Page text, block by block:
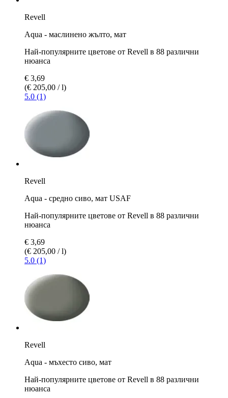
Revell
Aqua - маслинено жълто, мат
Най-популярните цветове от Revell в 88 различни
нюанса
€ 3,69
(€ 205,00 / l)
5.0 (1)
Revell
Aqua - средно сивo, мат USAF
Най-популярните цветове от Revell в 88 различни
нюанса
€ 3,69
(€ 205,00 / l)
5.0 (1)
Revell
Aqua - мъхесто сиво, мат
Най-популярните цветове от Revell в 88 различни
нюанса